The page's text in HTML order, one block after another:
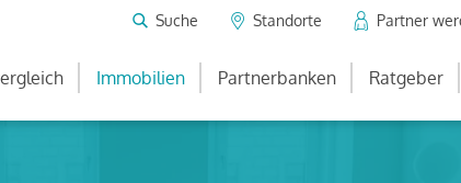
Suche Standorte Partner
Immobilien Partnerbanken Ratgeber